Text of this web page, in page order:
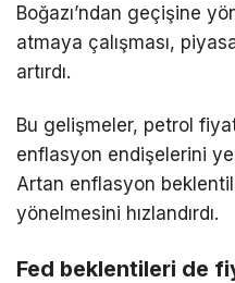
Boğazı’ndan geçişine
atmaya çalışması,
artırdı.
Bu gelişmeler, petrol
enflasyon endişelerini
Artan enflasyon
yönelmesini hızlandırdı.
Fed beklentileri de